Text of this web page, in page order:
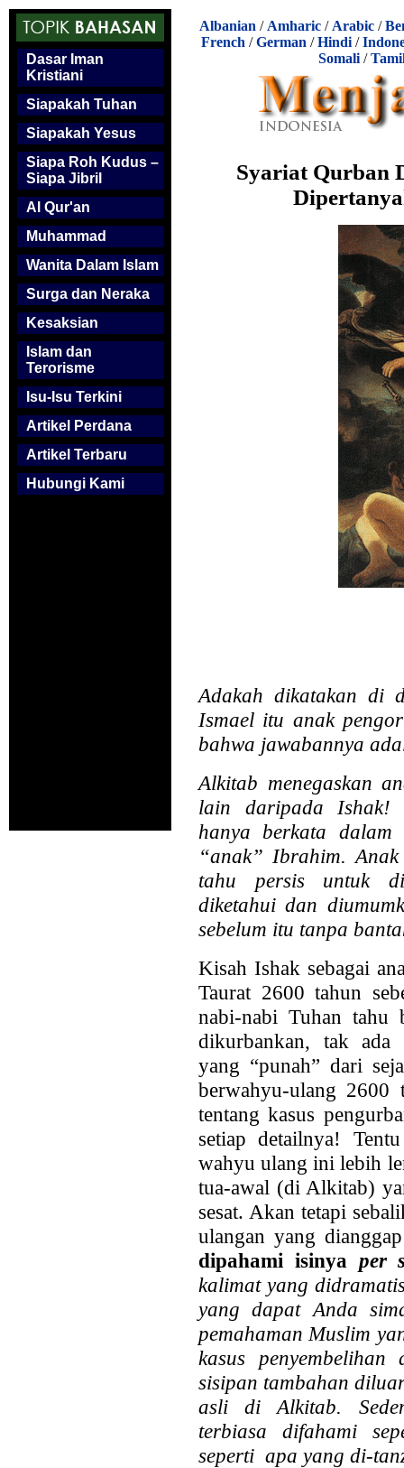
Dasar Iman
Kristiani
Siapakah Tuhan
Siapakah Yesus
Siapa Roh Kudus –
Siapa Jibril
Al Qur'an
Muhammad
Wanita Dalam Islam
Surga dan Neraka
Kesaksian
Islam dan
Terorisme
Isu-Isu Terkini
Artikel Perdana
Artikel Terbaru
Hubungi Kami
Albanian / Amharic / Arabic /
French /German /Hindi /
Somali/
Syariat Qurban
Adakah dikatakan di
Ismael itu anak
bahwa jawabannya
Alkitab menegaskan
lain daripada Ishak!
hanya berkata
“anak” Ibrahim.
tahu persis untuk
diketahui dan
sebelum itu tanpa
Kisah Ishak sebagai
Taurat 2600 tahun
nabi-nabi Tuhan tahu
dikurbankan, tak ada
yang “punah” dari
berwahyu-ulang 2600
tentang kasus
setiap detailnya!
wahyu ulang ini lebih
tua-awal (di Alkitab)
sesat. Akan tetapi
ulangan yang
dipahami isinya per
kalimat yang
yang dapat Anda
pemahaman Muslim
kasus
sisipan tambahan
asli di Alkitab.
terbiasa difahami
seperti apa yang di-